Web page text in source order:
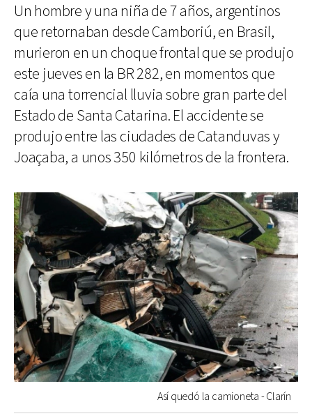
Un hombre y una niña de 7 años, argentinos
que retornaban desde Camboriú, en Brasil,
murieron en un choque frontal que se produjo
este jueves en la BR 282, en momentos que
caía una torrencial lluvia sobre gran parte del
Estado de Santa Catarina. El accidente se
produjo entre las ciudades de Catanduvas y
Joaçaba, a unos 350 kilómetros de la frontera.
Así quedó la camioneta - Clarín